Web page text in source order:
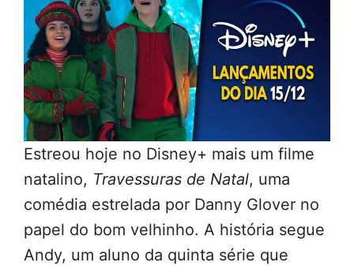
Estreou hoje no Disney+ mais um filme
natalino, Travessuras de Natal, uma
comédia estrelada por Danny Glover no
papel do bom velhinho. A história segue
Andy, um aluno da quinta série que